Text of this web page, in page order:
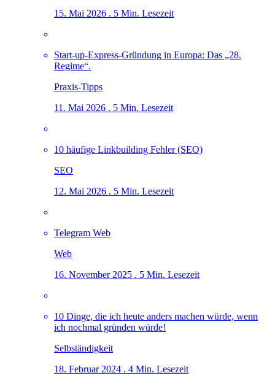
15. Mai 2026 . 5 Min. Lesezeit
Start-up-Express-Gründung in Europa: Das „28.
Regime“.
Praxis-Tipps
11. Mai 2026 . 5 Min. Lesezeit
10 häufige Linkbuilding Fehler (SEO)
SEO
12. Mai 2026 . 5 Min. Lesezeit
Telegram Web
Web
16. November 2025 . 5 Min. Lesezeit
10 Dinge, die ich heute anders machen würde, wenn
ich nochmal gründen würde!
Selbständigkeit
18. Februar 2024 . 4 Min. Lesezeit